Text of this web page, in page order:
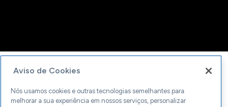
Aviso de Cookies
Nós usamos cookies e outras tecnologias semelhantes para
melhorar a sua experiência em nossos serviços, personalizar